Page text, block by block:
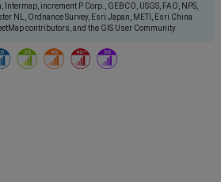
increment P Corp., GEBCO, USGS, FAO, NPS,
NL, Ordnance Survey, Esri Japan, METI, Esri China
contributors, and the GIS User Community